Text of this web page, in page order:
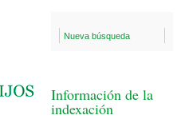
Nueva búsqueda
Información de la
indexación